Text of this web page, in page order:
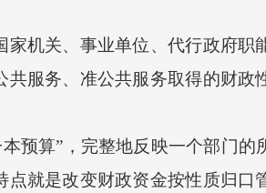
关、事业单位、代行政府职
服务、准公共服务取得的财政
算”，完整地反映一个部门的
就是改变财政资金按性质归口